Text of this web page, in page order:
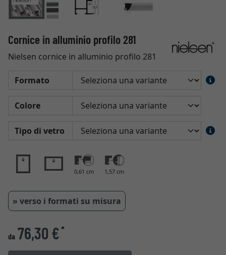
Cornice in alluminio profilo 281
Nielsen cornice in alluminio profilo 281
Formato
Colore
Tipo di vetro
0,61 cm 1,57 cm
» verso i formati su misura
da 76,30 €*